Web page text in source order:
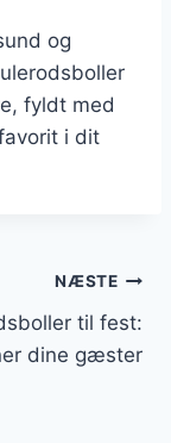
og
fyldt med
i dit
NÆSTE
til fest:
dine gæster